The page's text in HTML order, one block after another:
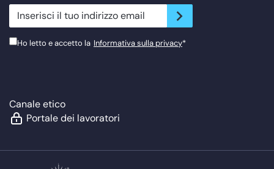
newsletter.suscribe
Ho letto e accetto la Informativa sulla privacy*
Canale etico
Portale dei lavoratori